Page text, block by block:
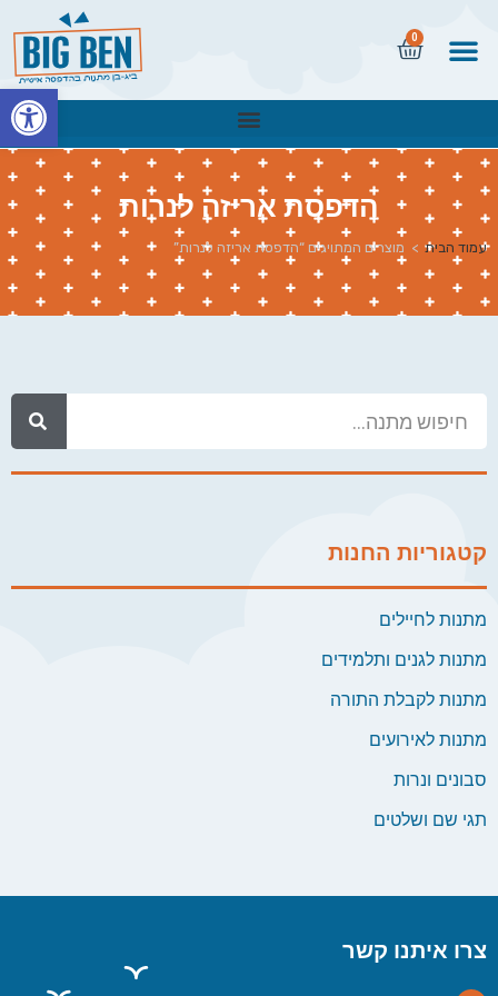
0
הדפסת אריזה לנרות
עמוד הבית > מוצרים המתויגים “הדפסת אריזה לנרות”
קטגוריות החנות
מתנות לחיילים
מתנות לגנים ותלמידים
מתנות לקבלת התורה
מתנות לאירועים
סבונים ונרות
תגי שם ושלטים
צרו איתנו קשר